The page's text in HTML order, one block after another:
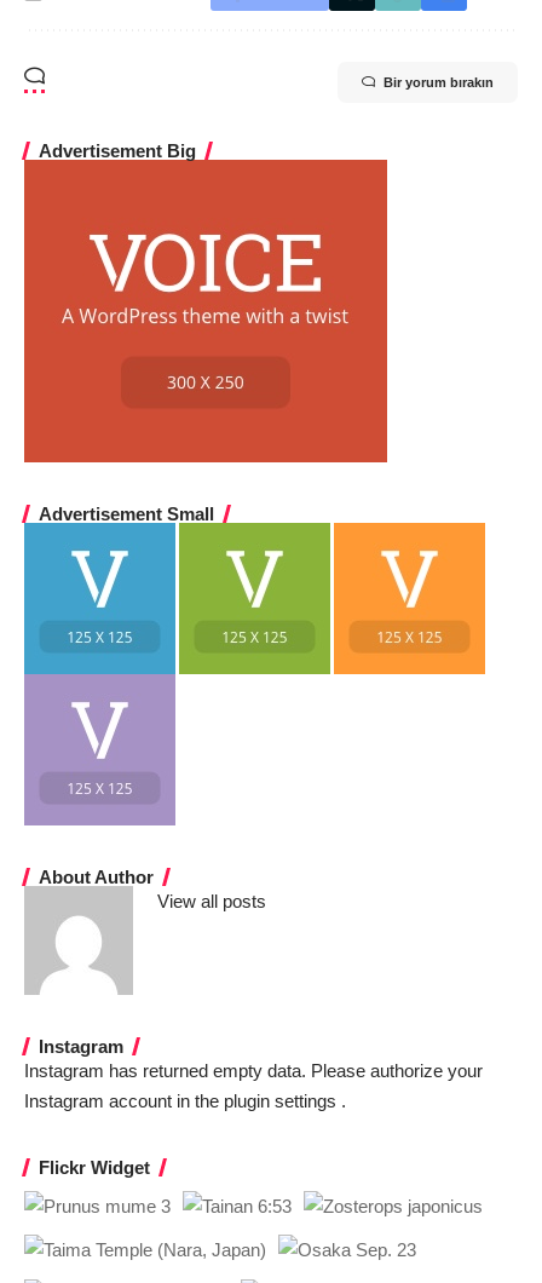
Bir yorum bırakın
Advertisement Big
Advertisement Small
About Author
View all posts
Instagram
Instagram has returned empty data. Please authorize your
Instagram account in the plugin settings .
Flickr Widget